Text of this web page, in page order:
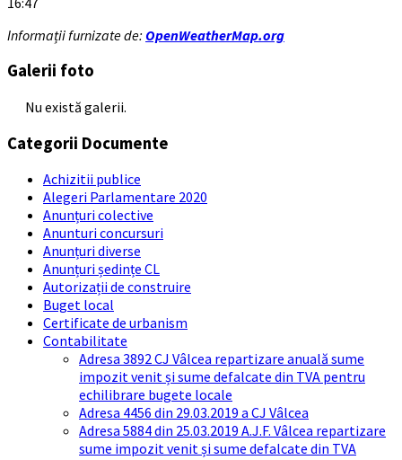
Informații furnizate de: OpenWeatherMap.org
Galerii foto
Nu există galerii.
Categorii Documente
Achizitii publice
Alegeri Parlamentare 2020
Anunțuri colective
Anunturi concursuri
Anunțuri diverse
Anunțuri ședințe CL
Autorizații de construire
Buget local
Certificate de urbanism
Contabilitate
Adresa 3892 CJ Vâlcea repartizare anuală sume
impozit venit și sume defalcate din TVA pentru
echilibrare bugete locale
Adresa 4456 din 29.03.2019 a CJ Vâlcea
Adresa 5884 din 25.03.2019 A.J.F. Vâlcea repartizare
sume impozit venit și sume defalcate din TVA